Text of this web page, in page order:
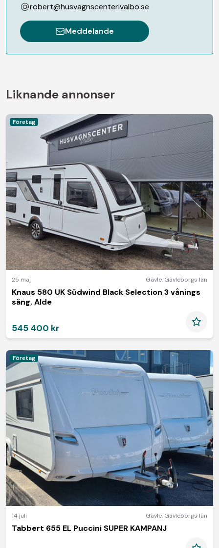
robert@husvagnscenterivalbo.se
Meddelande
Liknande annonser
Företag
25 maj Gävle, Gävleborgs län
Knaus 580 UK Südwind Black Selection 3 vånings
säng, Alde
545 400 kr
Företag
14 juli Gävle, Gävleborgs län
Tabbert 655 EL Puccini SUPER KAMPANJ